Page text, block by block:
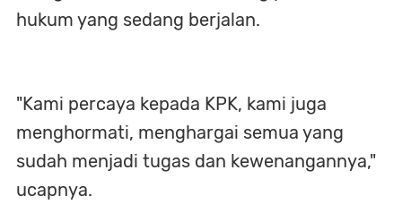
hukum yang sedang berjalan.
"Kami percaya kepada KPK, kami juga
menghormati, menghargai semua yang
sudah menjadi tugas dan kewenangannya,"
ucapnya.